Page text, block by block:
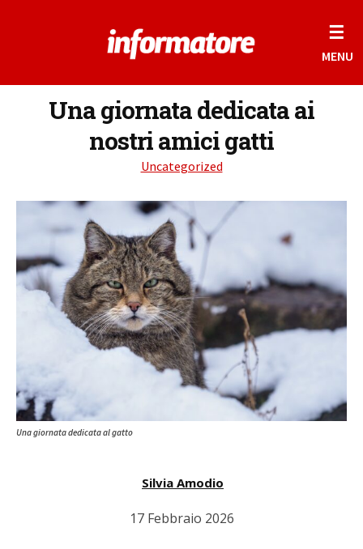
☰
MENU
Una giornata dedicata ai
nostri amici gatti
Uncategorized
Una giornata dedicata al gatto
Silvia Amodio
17 Febbraio 2026